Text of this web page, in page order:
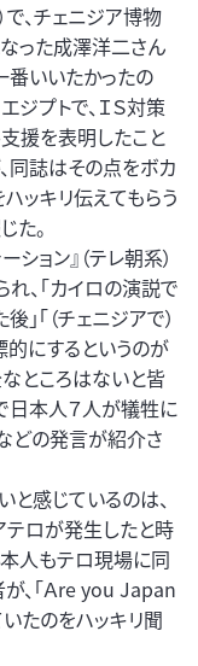
で、チェニジア博物
った成澤洋二さん
番いいたかったの
プトで、ＩＳ対策
支援を表明したこと
同誌はその点をボカ
ッキリ伝えてもらう
た。
ョン』（テレ朝系）
、「カイロの演説で
」「（チェニジアで）
にするというのが
ところはないと皆
日本人７人が犠牲に
どの発言が紹介さ
感じているのは、
ロが発生したと時
人もテロ現場に同
が、「Ａre you Japan
たのをハッキリ聞